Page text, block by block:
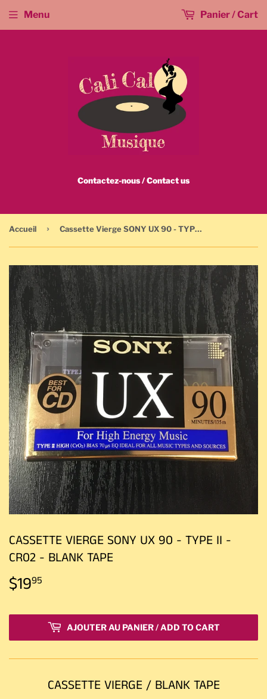
Contactez-nous / Contact us
Menu Panier / Cart
Accueil › Cassette Vierge SONY UX 90 - TYPE II - Cr02 - Blank Tape
CASSETTE VIERGE SONY UX 90 - TYPE II -
CR02 - BLANK TAPE
$1995
AJOUTER AU PANIER / ADD TO CART
CASSETTE VIERGE / BLANK TAPE